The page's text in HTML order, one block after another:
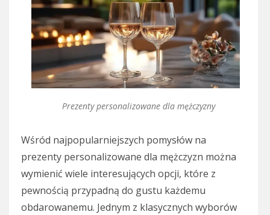
Prezenty personalizowane dla mężczyzny
Wśród najpopularniejszych pomysłów na
prezenty personalizowane dla mężczyzn można
wymienić wiele interesujących opcji, które z
pewnością przypadną do gustu każdemu
obdarowanemu. Jednym z klasycznych wyborów